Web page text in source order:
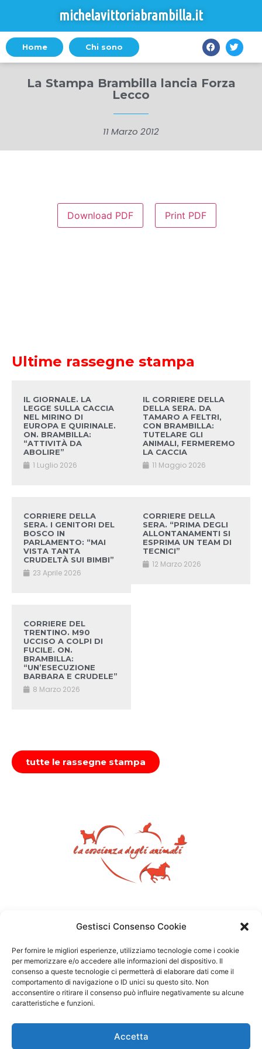
Gestisci Consenso Cookie
Per fornire le migliori esperienze, utilizziamo tecnologie come i cookie
per memorizzare e/o accedere alle informazioni del dispositivo. Il
consenso a queste tecnologie ci permetterà di elaborare dati come il
comportamento di navigazione o ID unici su questo sito. Non
acconsentire o ritirare il consenso può influire negativamente su alcune
caratteristiche e funzioni.
Accetta
michelavittoriabrambilla.it
Home Chi sono
La Stampa Brambilla lancia Forza
Lecco
11 Marzo 2012
Download PDF Print PDF
Ultime rassegne stampa
IL GIORNALE. LA
LEGGE SULLA CACCIA
NEL MIRINO DI
EUROPA E QUIRINALE.
ON. BRAMBILLA:
“ATTIVITÀ DA
ABOLIRE”
1 Luglio 2026
IL CORRIERE DELLA
DELLA SERA. DA
TAMARO A FELTRI,
CON BRAMBILLA:
TUTELARE GLI
ANIMALI, FERMEREMO
LA CACCIA
11 Maggio 2026
CORRIERE DELLA
SERA. I GENITORI DEL
BOSCO IN
PARLAMENTO: “MAI
VISTA TANTA
CRUDELTÀ SUI BIMBI”
23 Aprile 2026
CORRIERE DELLA
SERA. “PRIMA DEGLI
ALLONTANAMENTI SI
ESPRIMA UN TEAM DI
TECNICI”
12 Marzo 2026
CORRIERE DEL
TRENTINO. M90
UCCISO A COLPI DI
FUCILE. ON.
BRAMBILLA:
“UN’ESECUZIONE
BARBARA E CRUDELE”
8 Marzo 2026
tutte le rassegne stampa